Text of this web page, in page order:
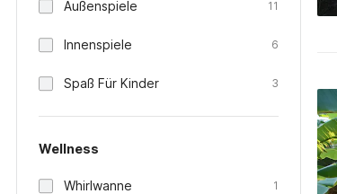
Außenspiele 11
Innenspiele 6
Spaß Für Kinder 3
Wellness
Whirlwanne 1